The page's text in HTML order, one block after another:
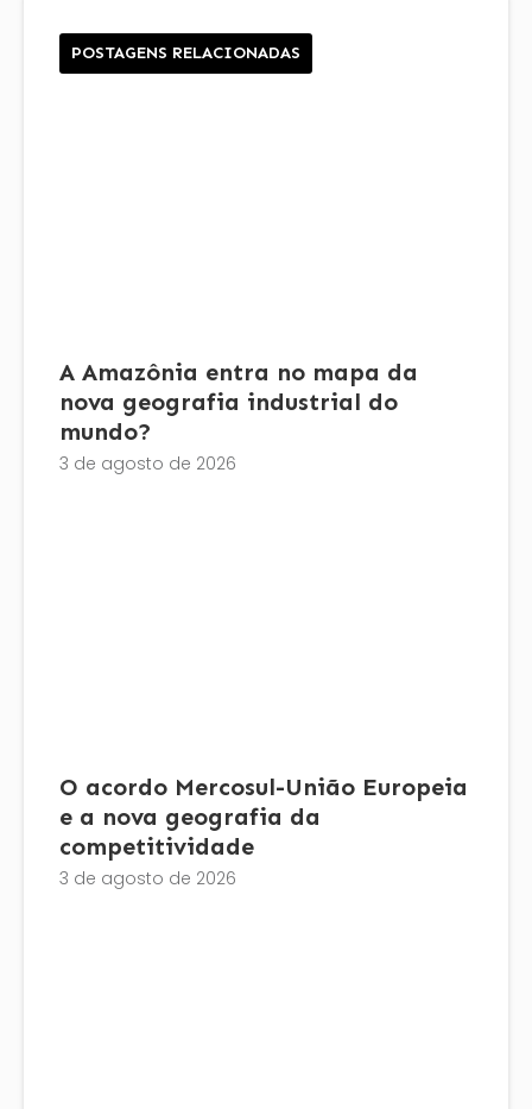
POSTAGENS RELACIONADAS
A Amazônia entra no mapa da
nova geografia industrial do
mundo?
3 de agosto de 2026
O acordo Mercosul-União Europeia
e a nova geografia da
competitividade
3 de agosto de 2026